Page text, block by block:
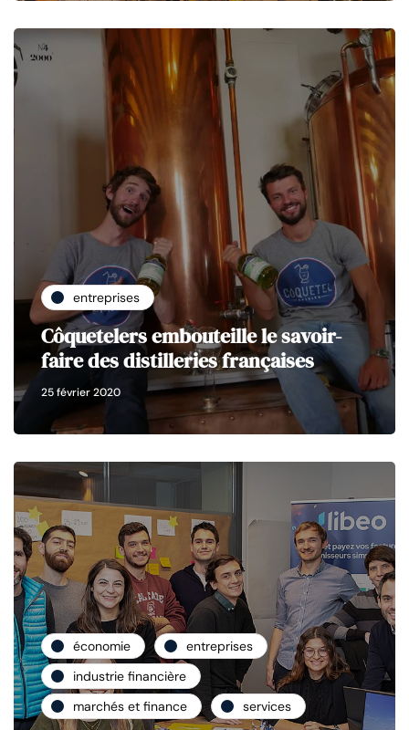
entreprises
Côquetelers embouteille le savoir-
faire des distilleries françaises
25 février 2020
économie
entreprises
industrie financière
marchés et finance
services